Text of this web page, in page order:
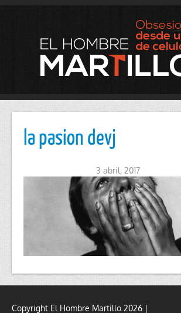
la pasion devj
3 abril, 2017
Copyright El Hombre Martillo 2026 |